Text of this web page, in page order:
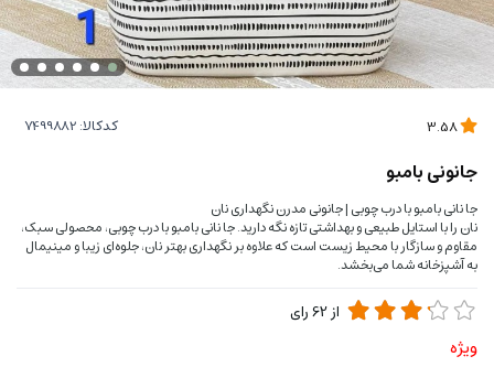
کدکالا:
جانونی بامبو
جا نانی بامبو با درب چوبی | جانونی مدرن نگهداری نان
نان را با استایل طبیعی و بهداشتی تازه نگه دارید. جا نانی بامبو با درب چوبی، محصولی سبک،
مقاوم و سازگار با محیط زیست است که علاوه بر نگهداری بهتر نان، جلوه‌ای زیبا و مینیمال
به آشپزخانه شما می‌بخشد.
از62رای
ویژه